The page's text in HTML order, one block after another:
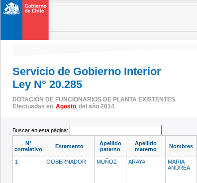
Servicio de Gobierno Interior
Ley N° 20.285
DOTACIÓN DE FUNCIONARIOS DE PLANTA EXISTENTES
Efectuadas en Agosto del año 2014
Buscar en esta página:
N°
correlativo
Estamento
Apellido
paterno
Apellido
materno
Nombres
1 GOBERNADOR MUÑOZ ARAYA
MARIA
ANDREA